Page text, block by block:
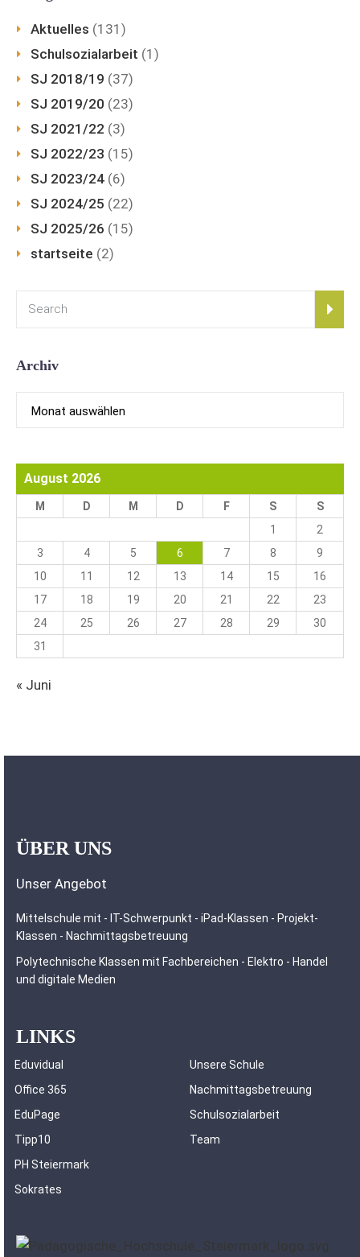
Aktuelles (131)
Schulsozialarbeit (1)
SJ 2018/19 (37)
SJ 2019/20 (23)
SJ 2021/22 (3)
SJ 2022/23 (15)
SJ 2023/24 (6)
SJ 2024/25 (22)
SJ 2025/26 (15)
startseite (2)
Archiv
August 2026
M D M D F S
S
1
2
3
4 5 6 7 8
9
10
11 12 13 14 15
16
17
18 19 20 21 22
23
24
25 26 27 28 29
30
31
« Juni
ÜBER UNS
Unser Angebot
Mittelschule mit - IT-Schwerpunkt - iPad-Klassen - Projekt-
Klassen - Nachmittagsbetreuung
Polytechnische Klassen mit Fachbereichen - Elektro - Handel
und digitale Medien
LINKS
Eduvidual
Office 365
EduPage
Tipp10
PH Steiermark
Sokrates
Unsere Schule
Nachmittagsbetreuung
Schulsozialarbeit
Team